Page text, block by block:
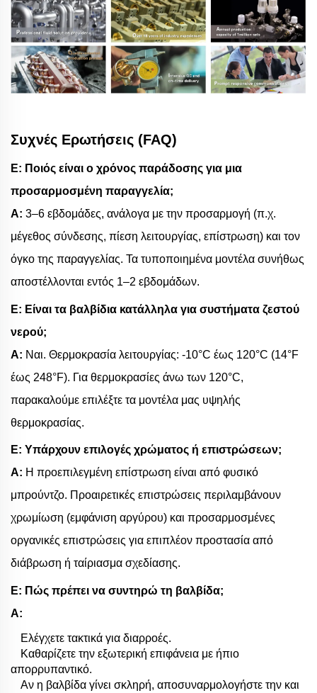
Συχνές Ερωτήσεις (FAQ)
Ε: Ποιός είναι ο χρόνος παράδοσης για μια
προσαρμοσμένη παραγγελία;
Α: 3–6 εβδομάδες, ανάλογα με την προσαρμογή (π.χ.
μέγεθος σύνδεσης, πίεση λειτουργίας, επίστρωση) και τον
όγκο της παραγγελίας. Τα τυποποιημένα μοντέλα συνήθως
αποστέλλονται εντός 1–2 εβδομάδων.
Ε: Είναι τα βαλβίδια κατάλληλα για συστήματα ζεστού
νερού;
Α: Ναι. Θερμοκρασία λειτουργίας: -10°C έως 120°C (14°F
έως 248°F). Για θερμοκρασίες άνω των 120°C,
παρακαλούμε επιλέξτε τα μοντέλα μας υψηλής
θερμοκρασίας.
Ε: Υπάρχουν επιλογές χρώματος ή επιστρώσεων;
Α: Η προεπιλεγμένη επίστρωση είναι από φυσικό
μπρούντζο. Προαιρετικές επιστρώσεις περιλαμβάνουν
χρωμίωση (εμφάνιση αργύρου) και προσαρμοσμένες
οργανικές επιστρώσεις για επιπλέον προστασία από
διάβρωση ή ταίριασμα σχεδίασης.
Ε: Πώς πρέπει να συντηρώ τη βαλβίδα;
Α:
Ελέγχετε τακτικά για διαρροές.
Καθαρίζετε την εξωτερική επιφάνεια με ήπιο
απορρυπαντικό.
Αν η βαλβίδα γίνει σκληρή, αποσυναρμολογήστε την και